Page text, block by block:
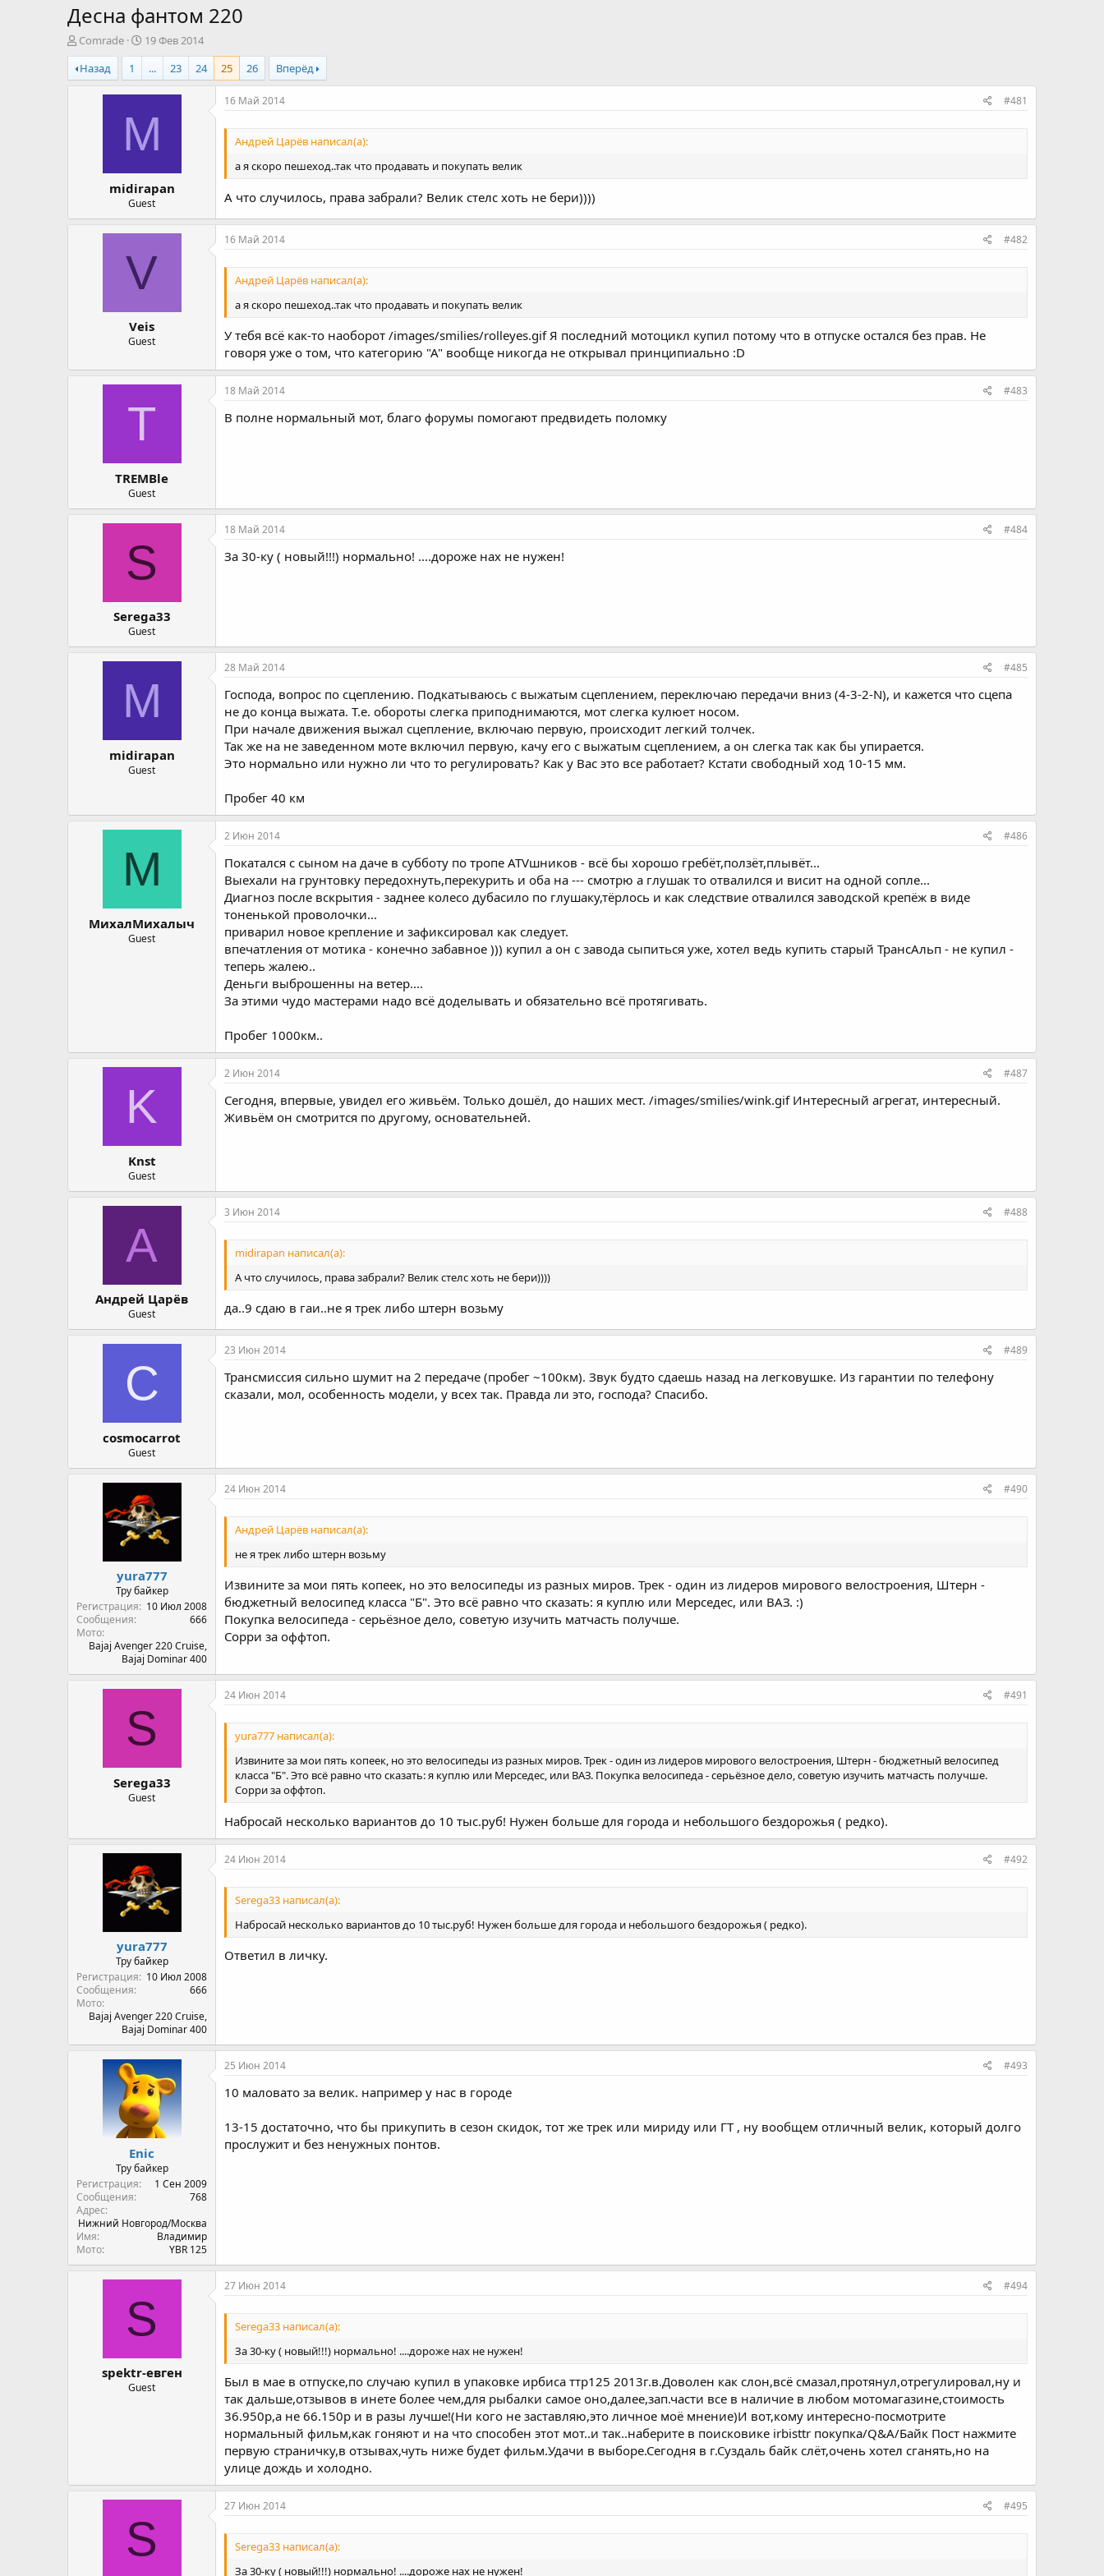
Десна фантом 220
А
в
т
о
Comrade
Д
а
а
н
ч
а
а
19 Фев 2014
Назад
1 ... 23 24 25 26 Вперёд
M
midirapan
Guest
16 Май 2014 #481
Андрей Царёв написал(а):
а я скоро пешеход..так что продавать и покупать велик
А что случилось, права забрали? Велик стелс хоть не бери))))
V
Veis
Guest
16 Май 2014 #482
Андрей Царёв написал(а):
а я скоро пешеход..так что продавать и покупать велик
У тебя всё как-то наоборот /images/smilies/rolleyes.gif Я последний мотоцикл купил потому что в отпуске остался без прав. Не
говоря уже о том, что категорию "А" вообще никогда не открывал принципиально :D
T
TREMBle
Guest
18 Май 2014 #483
В полне нормальный мот, благо форумы помогают предвидеть поломку
S
Serega33
Guest
18 Май 2014 #484
За 30-ку ( новый!!!) нормально! ....дороже нах не нужен!
M
midirapan
Guest
28 Май 2014 #485
Господа, вопрос по сцеплению. Подкатываюсь с выжатым сцеплением, переключаю передачи вниз (4-3-2-N), и кажется что сцепа
не до конца выжата. Т.е. обороты слегка приподнимаются, мот слегка кулюет носом.
При начале движения выжал сцепление, включаю первую, происходит легкий толчек.
Так же на не заведенном моте включил первую, качу его с выжатым сцеплением, а он слегка так как бы упирается.
Это нормально или нужно ли что то регулировать? Как у Вас это все работает? Кстати свободный ход 10-15 мм.
Пробег 40 км
М
МихалМихалыч
Guest
2 Июн 2014 #486
Покатался с сыном на даче в субботу по тропе ATVшников - всё бы хорошо гребёт,ползёт,плывёт...
Выехали на грунтовку передохнуть,перекурить и оба на --- смотрю а глушак то отвалился и висит на одной сопле...
Диагноз после вскрытия - заднее колесо дубасило по глушаку,тёрлось и как следствие отвалился заводской крепёж в виде
тоненькой проволочки...
приварил новое крепление и зафиксировал как следует.
впечатления от мотика - конечно забавное ))) купил а он с завода сыпиться уже, хотел ведь купить старый ТрансАльп - не купил -
теперь жалею..
Деньги выброшенны на ветер....
За этими чудо мастерами надо всё доделывать и обязательно всё протягивать.
Пробег 1000км..
K
Knst
Guest
2 Июн 2014 #487
Сегодня, впервые, увидел его живьём. Только дошёл, до наших мест. /images/smilies/wink.gif Интересный агрегат, интересный.
Живьём он смотрится по другому, основательней.
А
Андрей Царёв
Guest
3 Июн 2014 #488
midirapan написал(а):
А что случилось, права забрали? Велик стелс хоть не бери))))
да..9 сдаю в гаи..не я трек либо штерн возьму
C
cosmocarrot
Guest
23 Июн 2014 #489
Трансмиссия сильно шумит на 2 передаче (пробег ~100км). Звук будто сдаешь назад на легковушке. Из гарантии по телефону
сказали, мол, особенность модели, у всех так. Правда ли это, господа? Спасибо.
yura777
Тру байкер
Регистрация
10 Июл 2008
Сообщения
666
Мото
Bajaj Avenger 220 Cruise,
Bajaj Dominar 400
24 Июн 2014 #490
Андрей Царёв написал(а):
не я трек либо штерн возьму
Извините за мои пять копеек, но это велосипеды из разных миров. Трек - один из лидеров мирового велостроения, Штерн -
бюджетный велосипед класса "Б". Это всё равно что сказать: я куплю или Мерседес, или ВАЗ. :)
Покупка велосипеда - серьёзное дело, советую изучить матчасть получше.
Сорри за оффтоп.
S
Serega33
Guest
24 Июн 2014 #491
yura777 написал(а):
Извините за мои пять копеек, но это велосипеды из разных миров. Трек - один из лидеров мирового велостроения, Штерн - бюджетный велосипед
класса "Б". Это всё равно что сказать: я куплю или Мерседес, или ВАЗ. Покупка велосипеда - серьёзное дело, советую изучить матчасть получше.
Сорри за оффтоп.
Набросай несколько вариантов до 10 тыс.руб! Нужен больше для города и небольшого бездорожья ( редко).
yura777
Тру байкер
Регистрация
10 Июл 2008
Сообщения
666
Мото
Bajaj Avenger 220 Cruise,
Bajaj Dominar 400
24 Июн 2014 #492
Serega33 написал(а):
Набросай несколько вариантов до 10 тыс.руб! Нужен больше для города и небольшого бездорожья ( редко).
Ответил в личку.
Enic
Тру байкер
Регистрация
1 Сен 2009
Сообщения
768
Адрес
Нижний Новгород/Москва
Имя
Владимир
Мото
YBR 125
25 Июн 2014 #493
10 маловато за велик. например у нас в городе
13-15 достаточно, что бы прикупить в сезон скидок, тот же трек или мириду или ГТ , ну вообщем отличный велик, который долго
прослужит и без ненужных понтов.
S
spektr-евген
Guest
27 Июн 2014 #494
Serega33 написал(а):
За 30-ку ( новый!!!) нормально! ....дороже нах не нужен!
Был в мае в отпуске,по случаю купил в упаковке ирбиса ттр125 2013г.в.Доволен как слон,всё смазал,протянул,отрегулировал,ну и
так дальше,отзывов в инете более чем,для рыбалки самое оно,далее,зап.части все в наличие в любом мотомагазине,стоимость
36.950р,а не 66.150р и в разы лучше!(Ни кого не заставляю,это личное моё мнение)И вот,кому интересно-посмотрите
нормальный фильм,как гоняют и на что способен этот мот..и так..наберите в поисковике irbisttr покупка/Q&A/Байк Пост нажмите
первую страничку,в отзывах,чуть ниже будет фильм.Удачи в выборе.Сегодня в г.Суздаль байк слёт,очень хотел сганять,но на
улице дождь и холодно.
S
27 Июн 2014 #495
Serega33 написал(а):
За 30-ку ( новый!!!) нормально! ....дороже нах не нужен!